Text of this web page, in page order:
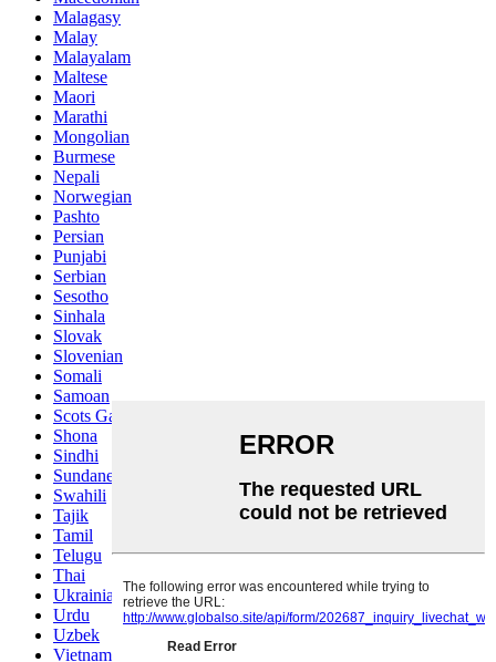
Malagasy
Malay
Malayalam
Maltese
Maori
Marathi
Mongolian
Burmese
Nepali
Norwegian
Pashto
Persian
Punjabi
Serbian
Sesotho
Sinhala
Slovak
Slovenian
Somali
Samoan
Scots Gaelic
Shona
Sindhi
Sundanese
Swahili
Tajik
Tamil
Telugu
Thai
Ukrainian
Urdu
Uzbek
Vietnamese